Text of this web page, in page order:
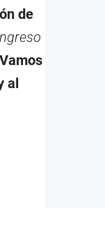
de
Vamos
al